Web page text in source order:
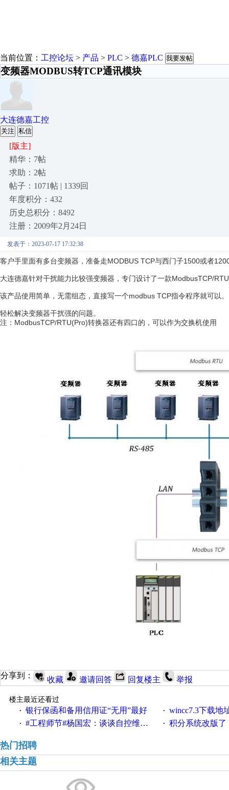
当前位置： 工控论坛 > 产品 > PLC > 德嘉PLC 我要发帖
变频器MODBUS转TCP通讯模块
大连德嘉工控
关注 私信
[版主]
精华：7帖
求助：2帖
帖子：1071帖 | 1339回
年度积分：432
历史总积分：8492
注册：2009年2月24日
发表于：2023-07-17 17:32:38
客户手里面有多台变频器，准备走MODBUS TCP与西门子1500或者
大连德嘉针对干扰能力比较强变频器，专门设计了一款ModbusTCP/
该产品使用简单，无需组态，直接写一个modbus TCP指令程序就可以。
轻松解决变频器干扰强的问题。
注：ModbusTCP/RTU(Pro)转换器还有四口的，可以作为交换机使用
分享到： 收藏 邀请回答 回复楼主 举报
楼主最近还看过
· 银行保函和备用信用证“无用”最好 · wincc7.3下载地址
· #工程师节#杨国宏：谈谈自控维修工程师那些事儿 · 积分系统改版了，重说
热门招聘
相关主题